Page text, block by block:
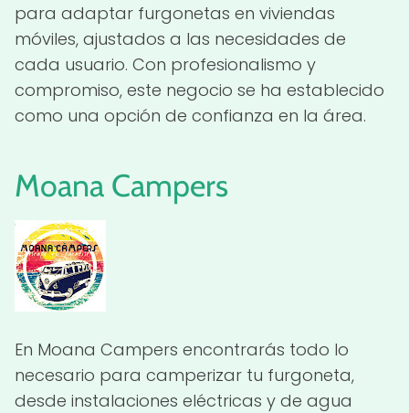
para adaptar furgonetas en viviendas
móviles, ajustados a las necesidades de
cada usuario. Con profesionalismo y
compromiso, este negocio se ha establecido
como una opción de confianza en la área.
Moana Campers
En Moana Campers encontrarás todo lo
necesario para camperizar tu furgoneta,
desde instalaciones eléctricas y de agua